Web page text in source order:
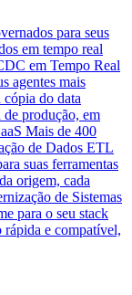
para seus
em tempo real
em Tempo Real
agentes mais
cópia do data
de produção, em
Mais de 400
de Dados ETL
suas ferramentas
origem, cada
de Sistemas
para o seu stack
rápida e compatível,